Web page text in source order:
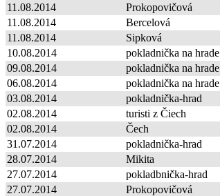
11.08.2014
Prokopovičová
11.08.2014
Bercelová
11.08.2014
Sipková
10.08.2014
pokladnička na hrade
09.08.2014
pokladnička na hrade
06.08.2014
pokladnička na hrade
03.08.2014
pokladnička-hrad
02.08.2014
turisti z Čiech
02.08.2014
Čech
31.07.2014
pokladnička-hrad
28.07.2014
Mikita
27.07.2014
pokladbnička-hrad
27.07.2014
Prokopovičová